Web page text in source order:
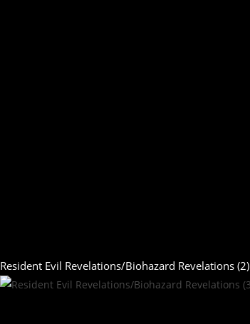
Resident Evil Revelations/Biohazard Revelations (2)